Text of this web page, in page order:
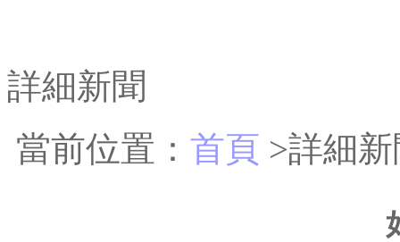
詳細新聞
當前位置： 首頁 >詳細